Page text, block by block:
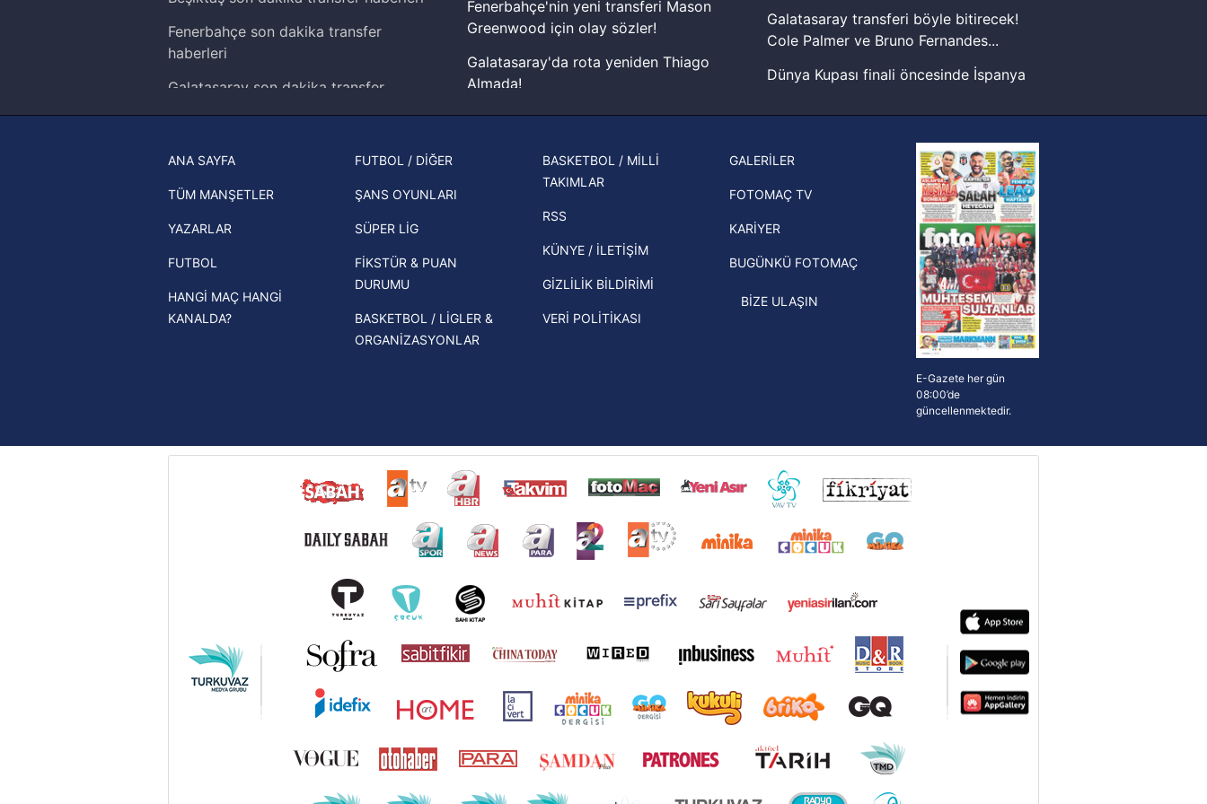
Çerezlere ilişkin tercihlerinizi aşağıda yer alan panel vasıtasıyla belirleyebilirsiniz. Çerezlere ilişkin detaylı bilgi için Ayarlar
butonuna tıklayabilir,Çerez Bilgilendirme Metnimiziziyaret edebilirsiniz.
6698 sayılı Kişisel Verilerin Korunması Kanunu uyarınca hazırlanmış Aydınlatma Metnimizi okumak ve sitemizde ilgili
mevzuata uygun olarak kullanılan çerezlerle ilgili bilgi almak için lütfen
Fenerbahçe son dakika transfer
haberleri
Galatasaray son dakika transfer
haberleri
Trendyol Süper Lig haberleri
Ziraat Türkiye Kupası haberleri
UEFA Şampiyonlar Ligi haberleri
UEFA Avrupa Ligi haberleri
UEFA Konferans Ligi haberleri
Fenerbahçe'nin yeni transferi Mason
Greenwood için olay sözler!
Galatasaray'da rota yeniden Thiago
Almada!
Fenerbahçe'nin Şampiyonlar Ligi'nde
Zabrze'yi elerlerse...
basından gündem olan manşetler!
Beşiktaş'ın UEFA Avrupa Ligi'nde 3. Ön
Galatasaray transferi böyle bitirecek!
Cole Palmer ve Bruno Fernandes...
Dünya Kupası finali öncesinde İspanya
şampiyonluk yüzüğü verilecek
Hernan Crespo, Meksika Ligi
ekiplerinden Atlas'ın yeni teknik
direktörü oldu
ANA SAYFA
TÜM MANŞETLER
YAZARLAR
FUTBOL
HANGİ MAÇ HANGİ
KANALDA?
FUTBOL / DİĞER
ŞANS OYUNLARI
SÜPER LİG
FİKSTÜR & PUAN
DURUMU
BASKETBOL / LİGLER &
ORGANİZASYONLAR
BASKETBOL / MİLLİ
TAKIMLAR
RSS
KÜNYE / İLETİŞİM
GİZLİLİK BİLDİRİMİ
VERİ POLİTİKASI
GALERİLER
FOTOMAÇ TV
KARİYER
BUGÜNKÜ FOTOMAÇ
BİZE ULAŞIN
E-Gazete her gün
08:00’de
güncellenmektedir.